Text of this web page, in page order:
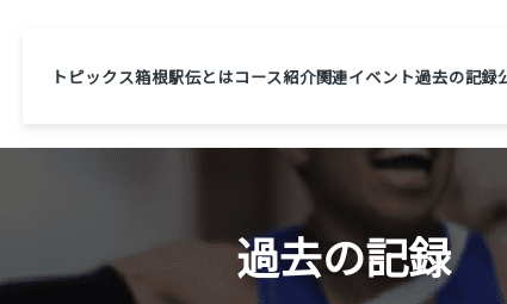
トピックス箱根駅伝とはコース紹介関連イベント過去の記録
過去の記録